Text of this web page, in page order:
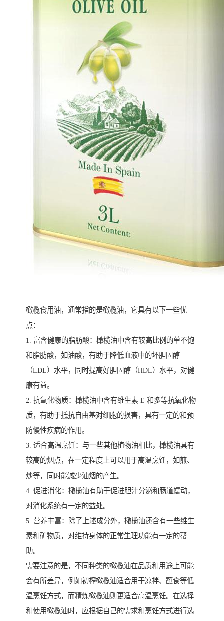
橄榄食用油，通常指的是橄榄油，它具有以下一些优
点：
1. 富含健康的脂肪酸：橄榄油中含有较高比例的单不饱
和脂肪酸，如油酸，有助于降低血液中的坏胆固醇
（LDL）水平，同时提高好胆固醇（HDL）水平，对健
康有益。
2. 抗氧化物质：橄榄油中含有维生素 E 和多等抗氧化物
质，有助于抵抗自由基对细胞的损害，具有一定的和预
防慢性疾病的作用。
3. 适合高温烹饪：与一些其他植物油相比，橄榄油具有
较高的烟点，在一定程度上可以用于高温烹饪，如煎、
炒等，同时能减少油烟的产生。
4. 促进消化：橄榄油有助于促进胆汁分泌和肠道蠕动，
对消化系统有一定的益处。
5. 营养丰富：除了上述成分外，橄榄油还含有一些维生
素和矿物质，对维持身体的正常生理功能有一定的帮
助。
需要注意的是，不同种类的橄榄油在品质和用途上可能
会有所差异，例如初榨橄榄油适合用于凉拌、蘸食等低
温烹饪方式，而精炼橄榄油则更适合高温烹饪。在选择
和使用橄榄油时，应根据自己的需求和烹饪方式进行选